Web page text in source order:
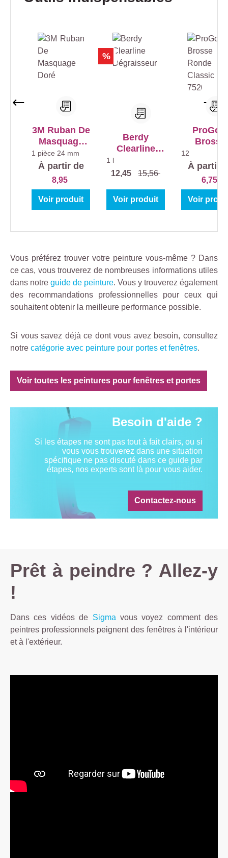
3M Ruban De
Masquage
Doré
1 pièce 24 mm
À partir de
8,95
Voir produit
%
Berdy
Clearline
Dégraisseur
1 l
12,45 15,56
Voir produit
ProGold
Brosse
Classic
12
À partir
6,75
Voir
Vous préférez trouver votre peinture vous-même ? Dans
ce cas, vous trouverez de nombreuses informations utiles
dans notre guide de peinture. Vous y trouverez également
des recommandations professionnelles pour ceux qui
souhaitent obtenir la meilleure performance possible.
Si vous savez déjà ce dont vous avez besoin, consultez
notre catégorie avec peinture pour portes et fenêtres.
Voir toutes les peintures pour fenêtres et portes
Besoin d'aide ?
Si les étapes ne sont pas tout à fait clairs, ou si
vous vous trouverez dans une situation
spécifique ne pas discuté dans ce guide par
étapes, nos experts sont là pour vous aider.
Contactez-nous
Prêt à peindre ? Allez-y
!
Dans ces vidéos de Sigma vous voyez comment des
peintres professionnels peignent des fenêtres à l'intérieur
et à l'extérieur.